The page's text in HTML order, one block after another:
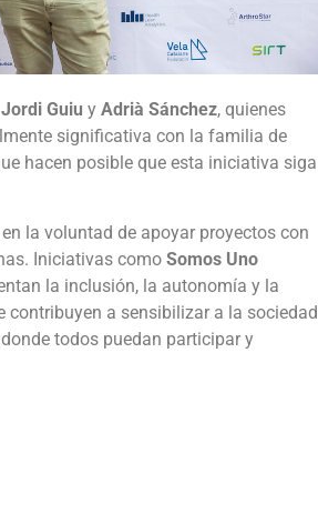
Jordi Guiu y Adrià Sánchez, quienes
significativa con la familia de
hacen posible que esta iniciativa siga
la voluntad de apoyar proyectos con
Iniciativas como Somos Uno
la inclusión, la autonomía y la
contribuyen a sensibilizar a la sociedad
todos puedan participar y